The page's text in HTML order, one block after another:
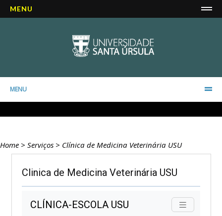
MENU
MENU
Home > Serviços > Clínica de Medicina Veterinária USU
Clinica de Medicina Veterinária USU
CLÍNICA-ESCOLA USU